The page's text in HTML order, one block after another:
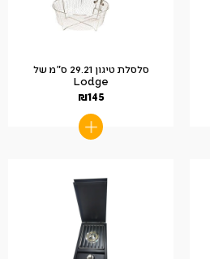
סלסלת טיגון 29.21 ס"מ של
Lodge
₪145